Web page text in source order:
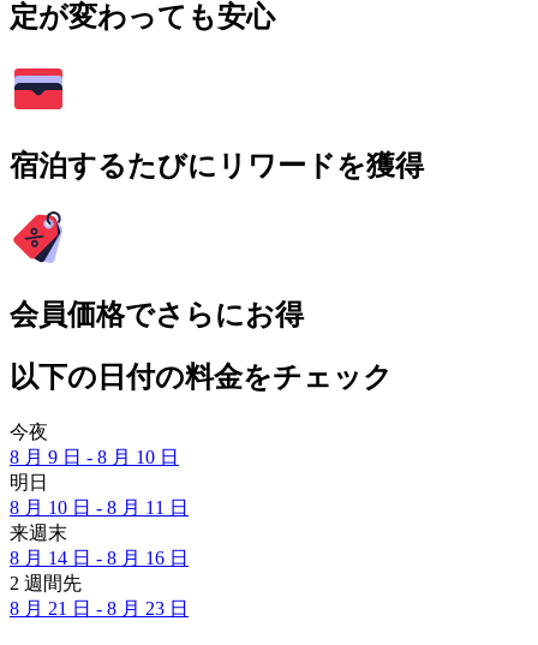
定が変わっても安心
宿泊するたびにリワードを獲得
会員価格でさらにお得
以下の日付の料金をチェック
今夜
8 月 9 日 - 8 月 10 日
明日
8 月 10 日 - 8 月 11 日
来週末
8 月 14 日 - 8 月 16 日
2 週間先
8 月 21 日 - 8 月 23 日